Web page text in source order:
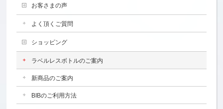
お客さまの声
よく頂くご質問
ショッピング
ラベルレスボトルのご案内
新商品のご案内
BIBのご利用方法